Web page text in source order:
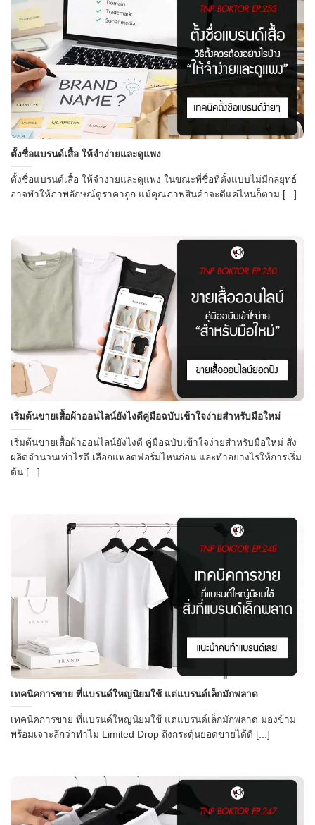
ตั้งชื่อแบรนด์เสื้อ ให้จำง่ายและดูแพง
ตั้งชื่อแบรนด์เสื้อ ให้จำง่ายและดูแพง ในขณะที่ชื่อที่ตั้งแบบไม่มีกลยุทธ์
อาจทำให้ภาพลักษณ์ดูราคาถูก แม้คุณภาพสินค้าจะดีแค่ไหนก็ตาม [...]
เริ่มต้นขายเสื้อผ้าออนไลน์ยังไงดีคู่มือฉบับเข้าใจง่ายสำหรับมือใหม่
เริ่มต้นขายเสื้อผ้าออนไลน์ยังไงดี คู่มือฉบับเข้าใจง่ายสำหรับมือใหม่ สั่ง
ผลิตจำนวนเท่าไรดี เลือกแพลตฟอร์มไหนก่อน และทำอย่างไรให้การเริ่ม
ต้น [...]
เทคนิคการขาย ที่แบรนด์ใหญ่นิยมใช้ แต่แบรนด์เล็กมักพลาด
เทคนิคการขาย ที่แบรนด์ใหญ่นิยมใช้ แต่แบรนด์เล็กมักพลาด มองข้าม
พร้อมเจาะลึกว่าทำไม Limited Drop ถึงกระตุ้นยอดขายได้ดี [...]